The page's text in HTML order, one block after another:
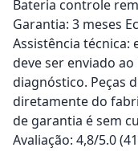
Bateria controle
Garantia: 3 meses
Assistência
deve ser enviado
diagnóstico. Peças
diretamente do
de garantia é sem
Avaliação: 4,8/5.0